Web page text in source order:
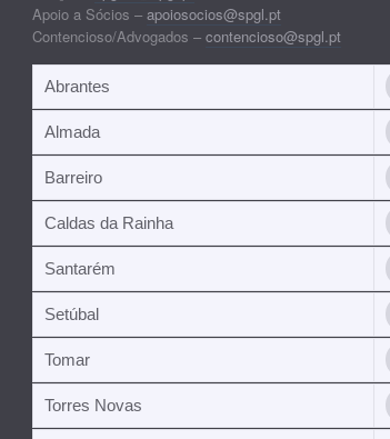
Apoio a Sócios – apoiosocios@spgl.pt
Contencioso/Advogados – contencioso@spgl.pt
Abrantes
Almada
Barreiro
Caldas da Rainha
Santarém
Setúbal
Tomar
Torres Novas